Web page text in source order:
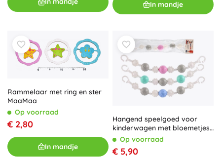
In mandje
Rammelaar met ring en ster
MaaMaa
Op voorraad
€ 2,80
In mandje
Hangend speelgoed voor
kinderwagen met bloemetjes
en bolletjes
Op voorraad
€ 5,90